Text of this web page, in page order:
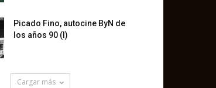
Picado Fino, autocine ByN de
los años 90 (I)
Cargar más